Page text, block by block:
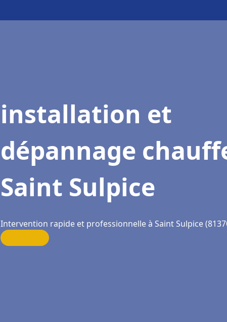
installation et
dépannage
Saint Sulpice
Intervention rapide et professionnelle à Saint Sulpice